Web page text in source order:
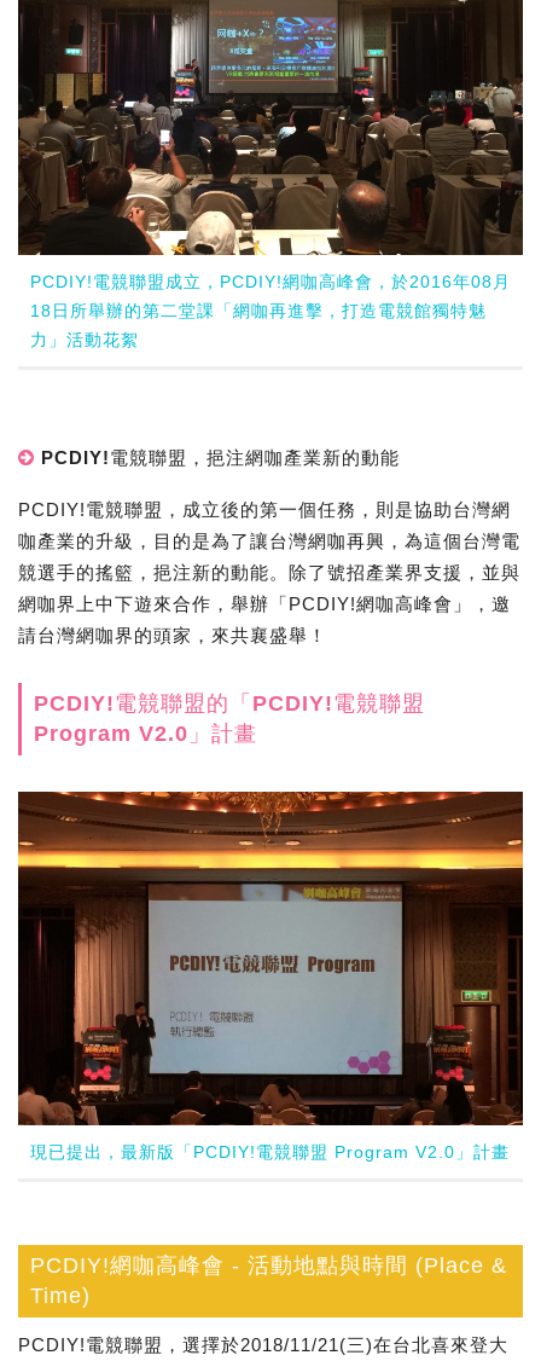
PCDIY!電競聯盟成立，PCDIY!網咖高峰會，於2016年08月
18日所舉辦的第二堂課「網咖再進擊，打造電競館獨特魅
力」活動花絮
PCDIY!電競聯盟，挹注網咖產業新的動能
PCDIY!電競聯盟，成立後的第一個任務，則是協助台灣網
咖產業的升級，目的是為了讓台灣網咖再興，為這個台灣電
競選手的搖籃，挹注新的動能。除了號招產業界支援，並與
網咖界上中下遊來合作，舉辦「PCDIY!網咖高峰會」，邀
請台灣網咖界的頭家，來共襄盛舉！
PCDIY!電競聯盟的「PCDIY!電競聯盟
Program V2.0」計畫
現已提出，最新版「PCDIY!電競聯盟 Program V2.0」計畫
PCDIY!網咖高峰會 - 活動地點與時間 (Place &
Time)
PCDIY!電競聯盟，選擇於2018/11/21(三)在台北喜來登大